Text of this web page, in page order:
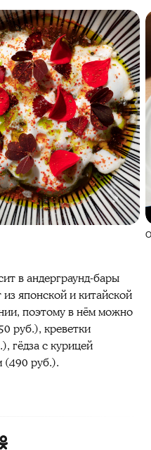
в андерграунд-бары
японской и китайской
поэтому в нём можно
руб.), креветки
гёдза с курицей
(490 руб.).